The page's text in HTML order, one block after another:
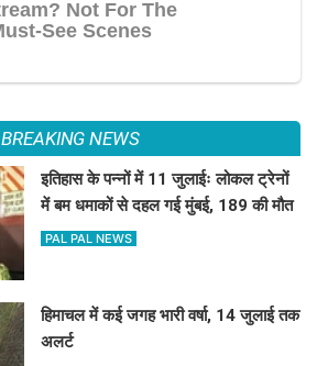
BREAKING NEWS
इतिहास के पन्नों में 11 जुलाईः लोकल ट्रेनों
में बम धमाकों से दहल गई मुंबई, 189 की मौत
PAL PAL NEWS
हिमाचल में कई जगह भारी वर्षा, 14 जुलाई तक
अलर्ट